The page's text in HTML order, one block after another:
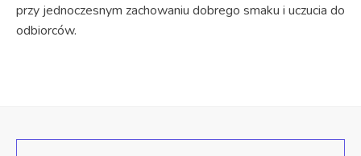
przy jednoczesnym zachowaniu dobrego smaku i uczucia do
odbiorców.